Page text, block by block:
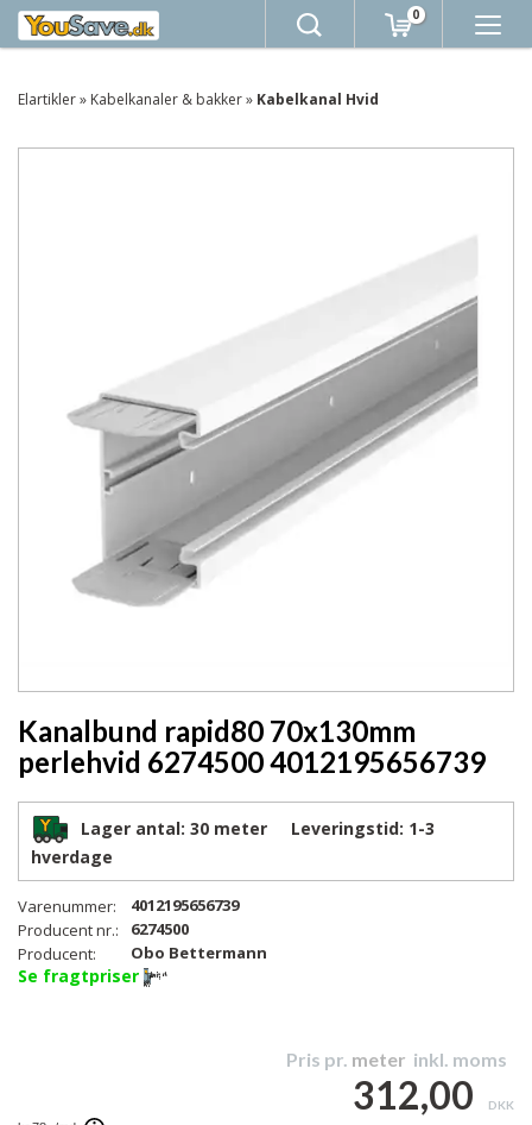
0
Elartikler» Kabelkanaler & bakker» Kabelkanal Hvid
Kanalbund rapid80 70x130mm
perlehvid 6274500 4012195656739
Lager antal: 30 meter Leveringstid: 1-3
hverdage
Varenummer:
4012195656739
Producent nr.:
6274500
Producent:
Obo Bettermann
Se fragtpriser
Pris pr. meter inkl. moms
312,00 DKK